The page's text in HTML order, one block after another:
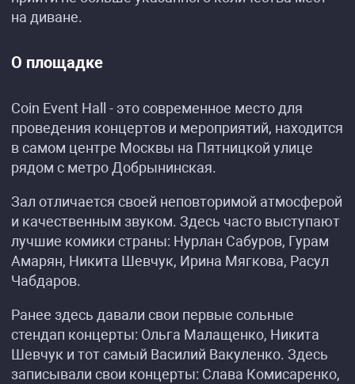
на диване.
О площадке
Coin Event Hall - это современное место для
проведения концертов и мероприятий, находится
в самом центре Москвы на Пятницкой улице
рядом с метро Добрынинская.
Зал отличается своей неповторимой атмосферой
и качественным звуком. Здесь часто выступают
лучшие комики страны: Нурлан Сабуров, Гурам
Амарян, Никита Шевчук, Ирина Мягкова, Расул
Чабдаров.
Ранее здесь давали свои первые сольные
стендап концерты: Ольга Малащенко, Никита
Шевчук и тот самый Василий Вакуленко. Здесь
записывали свои концерты: Слава Комисаренко,